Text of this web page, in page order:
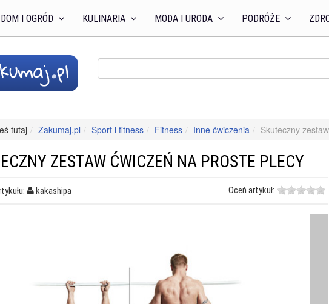
DOM I OGRÓD KULINARIA MODA I URODA PODRÓŻE
tutaj Zakumaj.pl Sport i fitness Fitness Inne ćwiczenia Skuteczny
ZESTAW ĆWICZEŃ NA PROSTE PLECY
kakashipa Oceń artykuł: